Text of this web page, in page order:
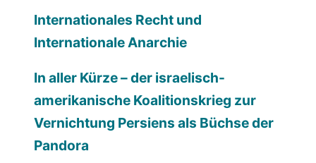
Internationales Recht und
Internationale Anarchie
In aller Kürze – der israelisch-
amerikanische Koalitionskrieg zur
Vernichtung Persiens als Büchse der
Pandora